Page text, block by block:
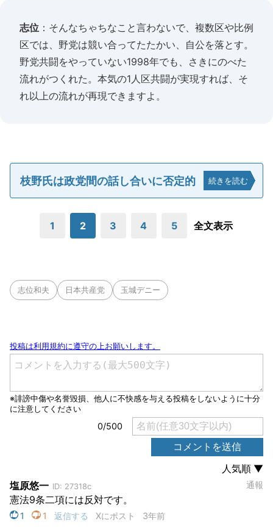
志位 ：そんなちゃちなこと言わないで、複数区や比例
区では、野党は競い合ってたたかい、自公を落とす。
野党共闘をやっていない1998年でも、さきにのべた
流れがつくれた。本気の1人区共闘が実現すれば、そ
れ以上の流れが再現できますよ。
枝野氏は政党間の話し合いに否定的 続きを読む
1 2 3 4 5 全文表示
志位和夫 日本共産党 玉城デニー